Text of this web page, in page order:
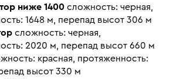
ниже 1400 сложность: черная,
1648 м, перепад высот 306 м
сложность: черная,
2020 м, перепад высот 660 м
красная, протяженность:
высот 330 м